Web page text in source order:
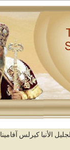
الأنبا كيرلس آفامينا